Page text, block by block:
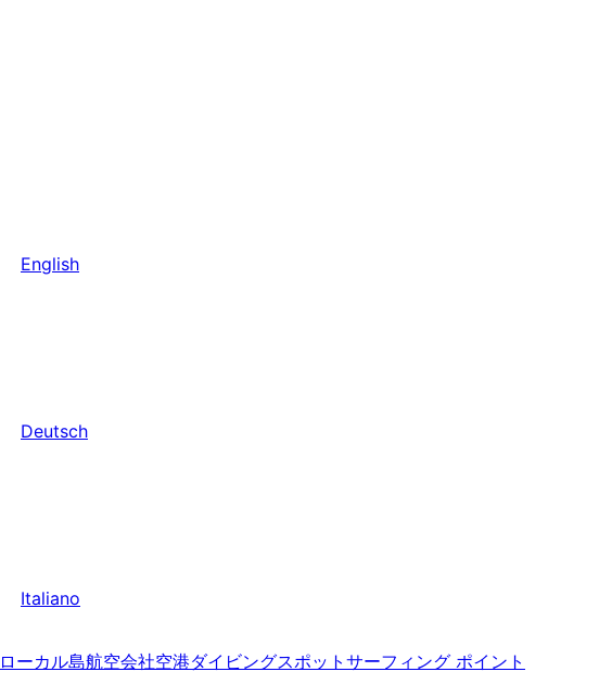
English
Deutsch
Italiano
ローカル島航空会社空港ダイビングスポット サーフィング ポイント